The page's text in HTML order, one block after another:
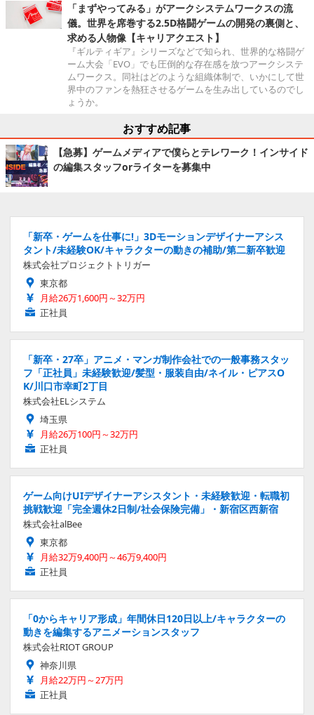
「まずやってみる」がアークシステムワークスの流
儀。世界を席巻する2.5D格闘ゲームの開発の裏側と、
求める人物像【キャリアクエスト】
『ギルティギア』シリーズなどで知られ、世界的な格闘ゲ
ーム大会「EVO」でも圧倒的な存在感を放つアークシステ
ムワークス。同社はどのような組織体制で、いかにして世
界中のファンを熱狂させるゲームを生み出しているのでし
ょうか。
おすすめ記事
【急募】ゲームメディアで僕らとテレワーク！インサイド
の編集スタッフorライターを募集中
「新卒・ゲームを仕事に!」3Dモーションデザイナーアシス
タント/未経験OK/キャラクターの動きの補助/第二新卒歓迎
株式会社プロジェクトトリガー
東京都
月給26万1,600円～32万円
正社員
「新卒・27卒」アニメ・マンガ制作会社での一般事務スタッ
フ「正社員」未経験歓迎/髪型・服装自由/ネイル・ピアスO
K/川口市幸町2丁目
株式会社ELシステム
埼玉県
月給26万100円～32万円
正社員
ゲーム向けUIデザイナーアシスタント・未経験歓迎・転職初
挑戦歓迎「完全週休2日制/社会保険完備」・新宿区西新宿
株式会社alBee
東京都
月給32万9,400円～46万9,400円
正社員
「0からキャリア形成」年間休日120日以上/キャラクターの
動きを編集するアニメーションスタッフ
株式会社RIOT GROUP
神奈川県
月給22万円～27万円
正社員